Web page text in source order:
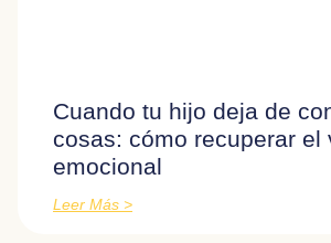
Cuando tu hijo deja de
cosas: cómo recuperar el
emocional
Leer Más >